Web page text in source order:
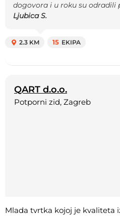
dogovora i u roku su odradili
Ljubica S.
2.3 KM 15 EKIPA
QART d.o.o.
Potporni zid, Zagreb
Mlada tvrtka kojoj je kvaliteta